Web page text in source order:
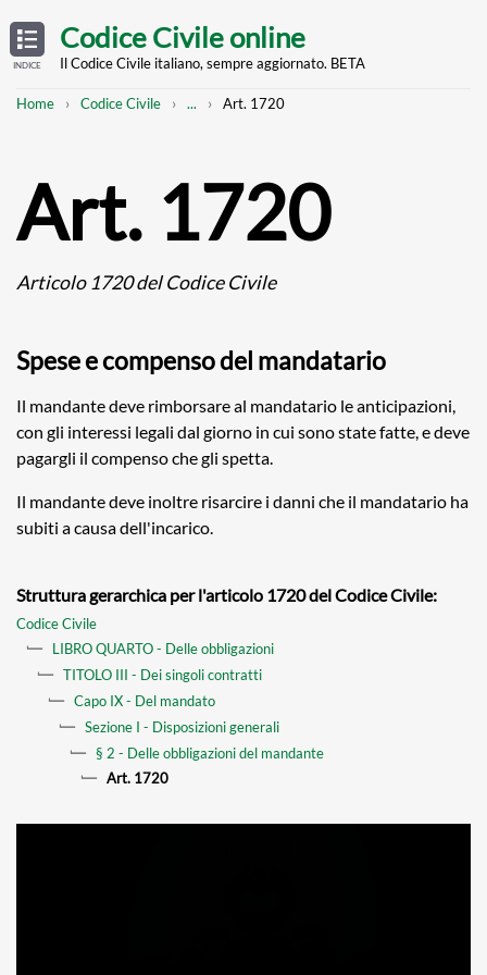
TABLE
OF
CONTENTS
INDICE
main
Codice Civile online
Il Codice Civile italiano, sempre aggiornato. BETA
Breadcrumb
Home Codice Civile
Mostra
... Art. 1720
Art. 1720
Articolo 1720 del Codice Civile
Spese e compenso del mandatario
Il mandante deve rimborsare al mandatario le anticipazioni,
con gli interessi legali dal giorno in cui sono state fatte, e deve
pagargli il compenso che gli spetta.
Il mandante deve inoltre risarcire i danni che il mandatario ha
subiti a causa dell'incarico.
Struttura gerarchica per l'articolo 1720 del Codice Civile:
Codice Civile
LIBRO QUARTO - Delle obbligazioni
TITOLO III - Dei singoli contratti
Capo IX - Del mandato
Sezione I - Disposizioni generali
§ 2 - Delle obbligazioni del mandante
Art. 1720